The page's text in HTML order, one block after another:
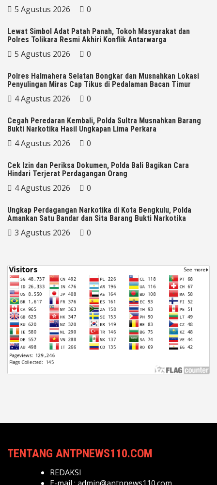
5 Agustus 2026 0
Lewat Simbol Adat Patah Panah, Tokoh Masyarakat dan
Polres Tolikara Resmi Akhiri Konflik Antarwarga
5 Agustus 2026 0
Polres Halmahera Selatan Bongkar dan Musnahkan Lokasi
Penyulingan Miras Cap Tikus di Pedalaman Bacan Timur
4 Agustus 2026 0
Cegah Peredaran Kembali, Polda Sultra Musnahkan Barang
Bukti Narkotika Hasil Ungkapan Lima Perkara
4 Agustus 2026 0
Cek Izin dan Periksa Dokumen, Polda Bali Bagikan Cara
Hindari Terjerat Perdagangan Orang
4 Agustus 2026 0
Ungkap Perdagangan Narkotika di Kota Bengkulu, Polda
Amankan Satu Bandar dan Sita Barang Bukti Narkotika
3 Agustus 2026 0
TENTANG ANTPNEWS110.COM
REDAKSI